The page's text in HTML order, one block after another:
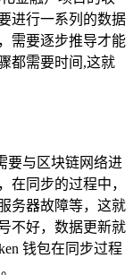
进行一系列的数据
需要逐步推导才能
都需要时间,这就
要与区块链网络进
在同步的过程中，
务器故障等，这就
不好，数据更新就
钱包在同步过程